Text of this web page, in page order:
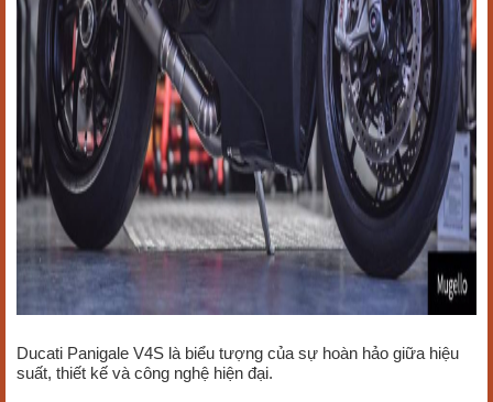
Ducati Panigale V4S là biểu tượng của sự hoàn hảo giữa hiệu
suất, thiết kế và công nghệ hiện đại.